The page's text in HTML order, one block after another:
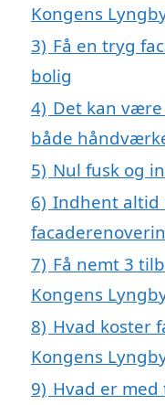
Kongens
3) Få en tryg
bolig
4) Det kan
både
5) Nul fusk og
6) Indhent altid
7) Få nemt 3
Kongens
8) Hvad koster
Kongens
9) Hvad er